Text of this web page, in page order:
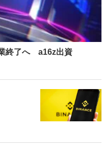
終了へ a16z出資